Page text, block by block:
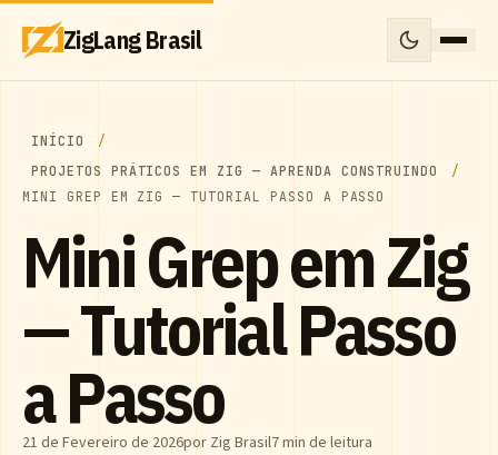
ZigLang Brasil
INÍCIO
PROJETOS PRÁTICOS EM ZIG — APRENDA CONSTRUINDO
MINI GREP EM ZIG — TUTORIAL PASSO A PASSO
Mini Grep em Zig
— Tutorial Passo
a Passo
21 de Fevereiro de 2026por Zig Brasil7 min de leitura